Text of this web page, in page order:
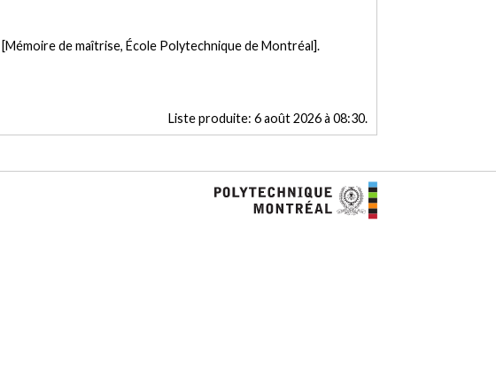
[Mémoire de maîtrise, École Polytechnique de Montréal].
Liste produite: 6 août 2026 à 08:30.